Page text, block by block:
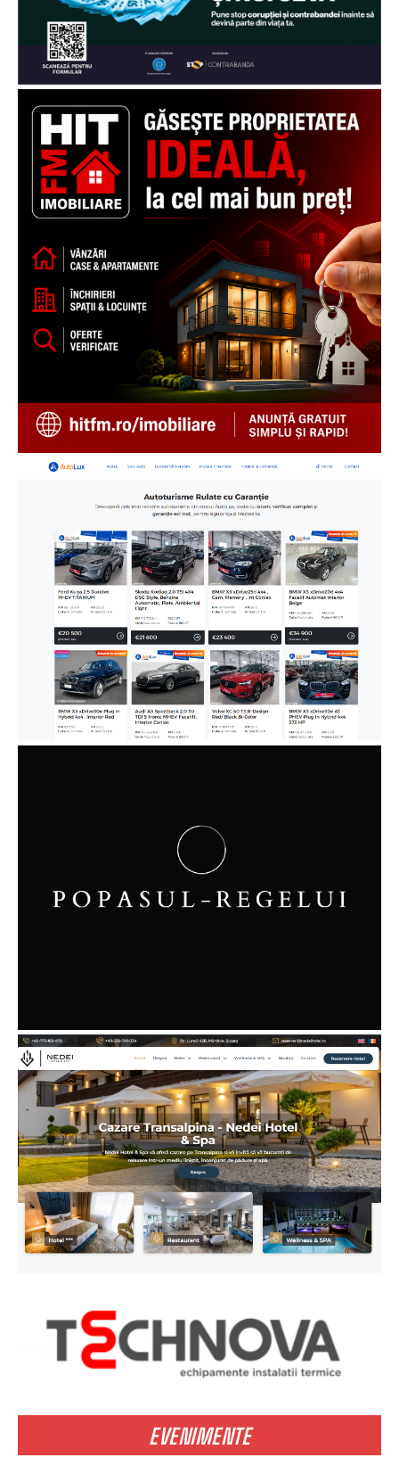
EVENIMENTE